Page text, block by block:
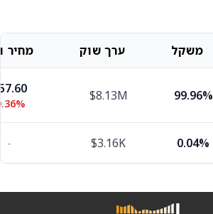
משקל ערך שוק מחיר
99.96%
$8.13M
0.04%
$3.16K
-